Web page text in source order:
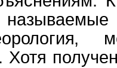
Хотя